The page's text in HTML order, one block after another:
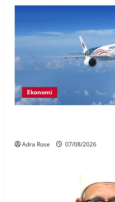
Ekonomi
Adra Rose 07/08/2026